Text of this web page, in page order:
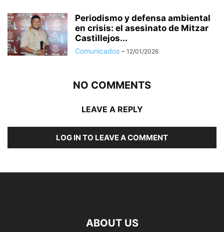
Periodismo y defensa ambiental
en crisis: el asesinato de Mitzar
Castillejos...
Comunicados - 12/01/2026
NO COMMENTS
LEAVE A REPLY
LOG IN TO LEAVE A COMMENT
ABOUT US